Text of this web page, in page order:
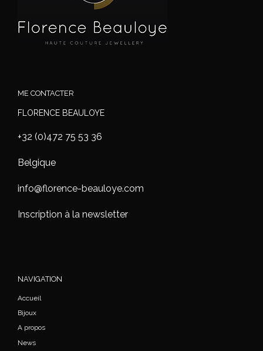
ME CONTACTER
FLORENCE BEAULOYE
+32 (0)472 75 53 36
Belgique
info@florence-beauloye.com
Inscription à la newsletter
NAVIGATION
Accueil
Bijoux
A propos
News